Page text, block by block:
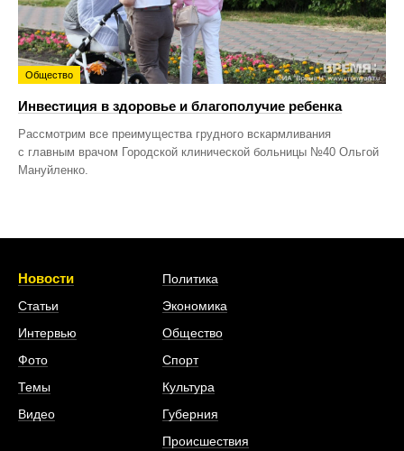
Общество
Инвестиция в здоровье и благополучие ребенка
Рассмотрим все преимущества грудного вскармливания
с главным врачом Городской клинической больницы №40 Ольгой
Мануйленко.
Новости
Статьи
Интервью
Фото
Темы
Видео
Политика
Экономика
Общество
Спорт
Культура
Губерния
Происшествия